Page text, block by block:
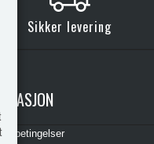
Sikker levering